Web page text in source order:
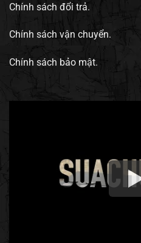
Chính sách đổi trả.
Chính sách vận chuyển.
Chính sách bảo mật.